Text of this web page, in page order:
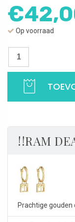
€
Op voorraad
Oorbellen
Gold
Zilver
aantal
!!RAM
Prachtige